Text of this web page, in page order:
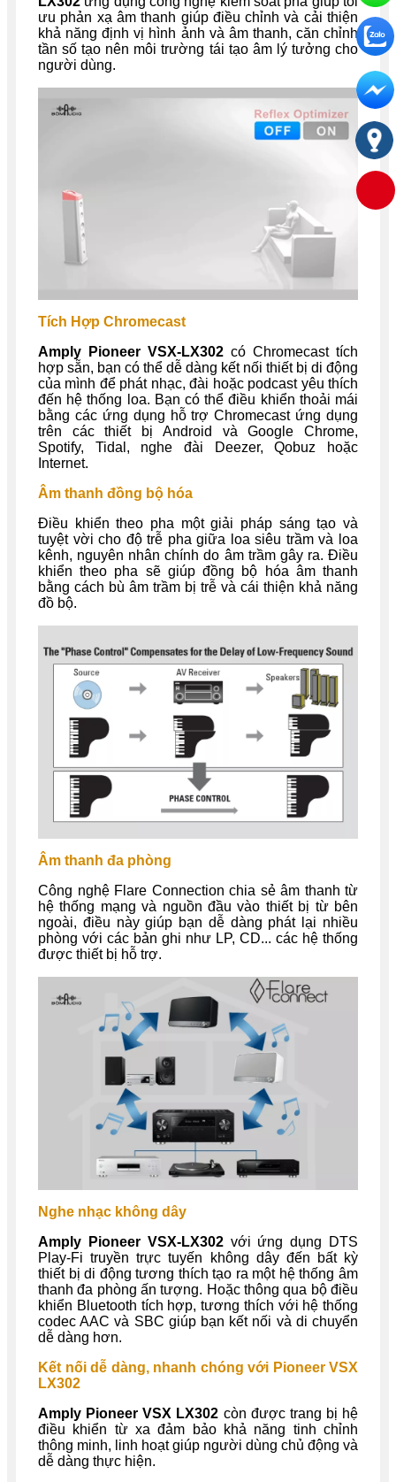
ưu phản xạ âm thanh giúp điều chỉnh và cải thiện
khả năng định vị hình ảnh và âm thanh, căn chỉnh
tần số tạo nên môi trường tái tạo âm lý tưởng cho
người dùng.
Tích Hợp Chromecast
Amply Pioneer VSX-LX302 có Chromecast tích
hợp sẵn, bạn có thể dễ dàng kết nối thiết bị di động
của mình để phát nhạc, đài hoặc podcast yêu thích
đến hệ thống loa. Bạn có thể điều khiển thoải mái
bằng các ứng dụng hỗ trợ Chromecast ứng dụng
trên các thiết bị Android và Google Chrome,
Spotify, Tidal, nghe đài Deezer, Qobuz hoặc
Internet.
Âm thanh đồng bộ hóa
Điều khiển theo pha một giải pháp sáng tạo và
tuyệt vời cho độ trễ pha giữa loa siêu trầm và loa
kênh, nguyên nhân chính do âm trầm gây ra. Điều
khiển theo pha sẽ giúp đồng bộ hóa âm thanh
bằng cách bù âm trầm bị trễ và cái thiện khả năng
đồ bộ.
Âm thanh đa phòng
Công nghệ Flare Connection chia sẻ âm thanh từ
hệ thống mạng và nguồn đầu vào thiết bị từ bên
ngoài, điều này giúp bạn dễ dàng phát lại nhiều
phòng với các bản ghi như LP, CD... các hệ thống
được thiết bị hỗ trợ.
Nghe nhạc không dây
Amply Pioneer VSX-LX302với ứng dụng DTS
Play-Fi truyền trực tuyến không dây đến bất kỳ
thiết bị di động tương thích tạo ra một hệ thống âm
thanh đa phòng ấn tượng. Hoặc thông qua bộ điều
khiển Bluetooth tích hợp, tương thích với hệ thống
codec AAC và SBC giúp bạn kết nối và di chuyển
dễ dàng hơn.
Kết nối dễ dàng, nhanh chóng với Pioneer VSX
LX302
Amply Pioneer VSX LX302 còn được trang bị hệ
điều khiển từ xa đảm bảo khả năng tinh chỉnh
thông minh, linh hoạt giúp người dùng chủ động và
dễ dàng thực hiện.